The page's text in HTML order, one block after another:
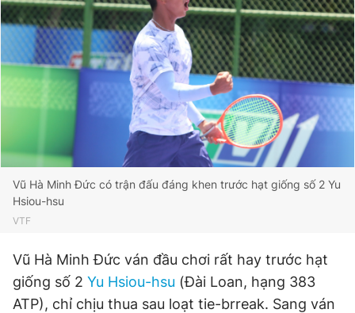
Vũ Hà Minh Đức có trận đấu đáng khen trước hạt giống số 2 Yu
Hsiou-hsu
VTF
Vũ Hà Minh Đức ván đầu chơi rất hay trước hạt
giống số 2 Yu Hsiou-hsu (Đài Loan, hạng 383
ATP), chỉ chịu thua sau loạt tie-brreak. Sang ván